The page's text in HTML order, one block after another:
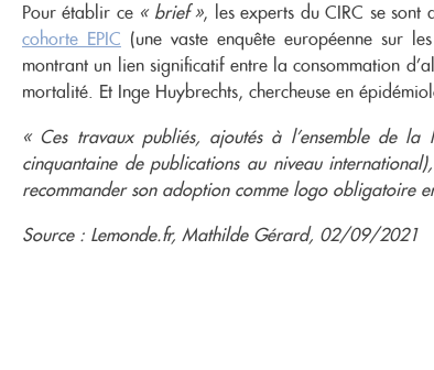
Pour établir ce « brief », les experts du CIRC se sont
cohorte EPIC (une vaste enquête européenne sur
montrant un lien significatif entre la consommation
mortalité. Et Inge Huybrechts, chercheuse en
« Ces travaux publiés, ajoutés à l’ensemble de la
cinquantaine de publications au niveau
recommander son adoption comme logo obligatoire
Source : Lemonde.fr, Mathilde Gérard, 02/09/2021